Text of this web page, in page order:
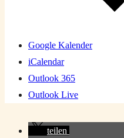
Google Kalender
iCalendar
Outlook 365
Outlook Live
teilen